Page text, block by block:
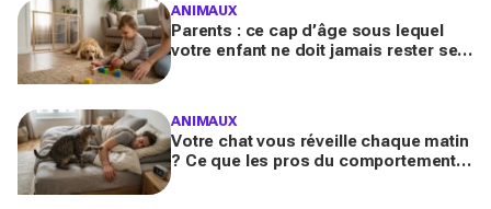
ANIMAUX
Parents : ce cap d’âge sous lequel
votre enfant ne doit jamais rester seul
ANIMAUX
Votre chat vous réveille chaque matin
? Ce que les pros du comportement